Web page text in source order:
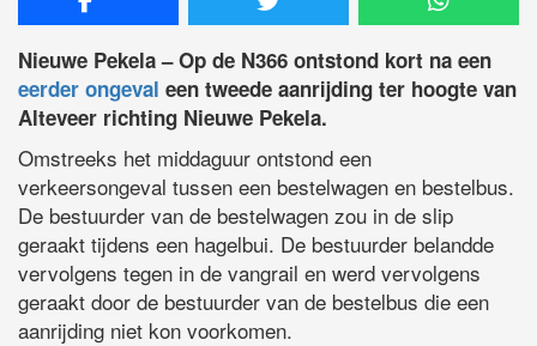
Nieuwe Pekela – Op de N366 ontstond kort na een
eerder ongeval een tweede aanrijding ter hoogte van
Alteveer richting Nieuwe Pekela.
Omstreeks het middaguur ontstond een
verkeersongeval tussen een bestelwagen en bestelbus.
De bestuurder van de bestelwagen zou in de slip
geraakt tijdens een hagelbui. De bestuurder belandde
vervolgens tegen in de vangrail en werd vervolgens
geraakt door de bestuurder van de bestelbus die een
aanrijding niet kon voorkomen.